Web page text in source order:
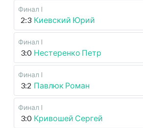
Финал I
2:3 Киевский Юрий
Финал I
3:0 Нестеренко Петр
Финал I
3:2 Павлюк Роман
Финал I
3:0 Кривошей Сергей